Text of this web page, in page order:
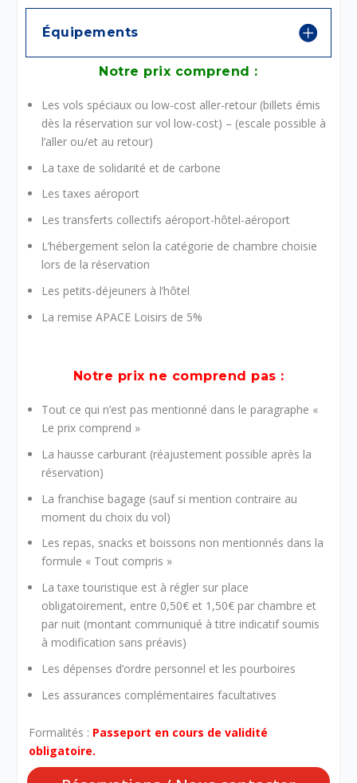
Équipements
Notre prix comprend :
Les vols spéciaux ou low-cost aller-retour (billets émis
dès la réservation sur vol low-cost) – (escale possible à
l’aller ou/et au retour)
La taxe de solidarité et de carbone
Les taxes aéroport
Les transferts collectifs aéroport-hôtel-aéroport
L’hébergement selon la catégorie de chambre choisie
lors de la réservation
Les petits-déjeuners à l’hôtel
La remise APACE Loisirs de 5%
Notre prix ne comprend pas :
Tout ce qui n’est pas mentionné dans le paragraphe «
Le prix comprend »
La hausse carburant (réajustement possible après la
réservation)
La franchise bagage (sauf si mention contraire au
moment du choix du vol)
Les repas, snacks et boissons non mentionnés dans la
formule « Tout compris »
La taxe touristique est à régler sur place
obligatoirement, entre 0,50€ et 1,50€ par chambre et
par nuit (montant communiqué à titre indicatif soumis
à modification sans préavis)
Les dépenses d’ordre personnel et les pourboires
Les assurances complémentaires facultatives
Formalités : Passeport en cours de validité
obligatoire.